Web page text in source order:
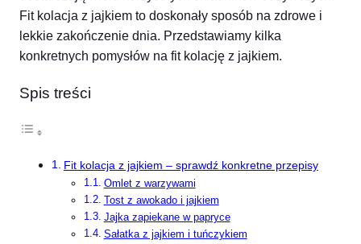
Fit kolacja z jajkiem to doskonały sposób na zdrowe i
lekkie zakończenie dnia. Przedstawiamy kilka
konkretnych pomysłów na fit kolację z jajkiem.
Spis treści
Fit kolacja z jajkiem – sprawdź konkretne przepisy
Omlet z warzywami
Tost z awokado i jajkiem
Jajka zapiekane w papryce
Sałatka z jajkiem i tuńczykiem